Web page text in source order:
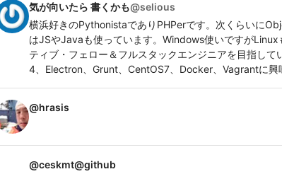
気が向いたら 書くかも@selious
横浜好きのPythonistaでありPHPerです。次くらいに
はJSやJavaも使っています。Windows使いですが
ティブ・フェロー＆フルスタックエンジニアを目指し
4、Electron、Grunt、CentOS7、Docker、Vagrantに興
@hrasis
@ceskmt@github